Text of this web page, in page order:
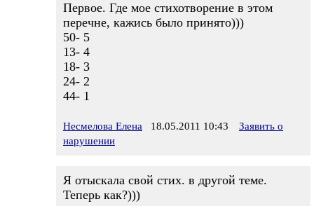
Первое. Где мое стихотворение в этом
перечне, кажись было принято)))
50- 5
13- 4
18- 3
24- 2
44- 1
Несмелова Елена 18.05.2011 10:43
Заявить о
нарушении
Я отыскала свой стих. в другой теме.
Теперь как?)))